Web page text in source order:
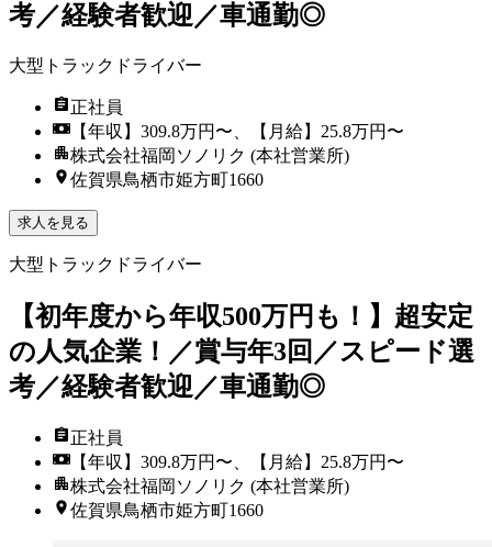
考／経験者歓迎／車通勤◎
大型トラックドライバー
正社員
【年収】309.8万円〜、【月給】25.8万円〜
株式会社福岡ソノリク (本社営業所)
佐賀県鳥栖市姫方町1660
求人を見る
大型トラックドライバー
【初年度から年収500万円も！】超安定
の人気企業！／賞与年3回／スピード選
考／経験者歓迎／車通勤◎
正社員
【年収】309.8万円〜、【月給】25.8万円〜
株式会社福岡ソノリク (本社営業所)
佐賀県鳥栖市姫方町1660